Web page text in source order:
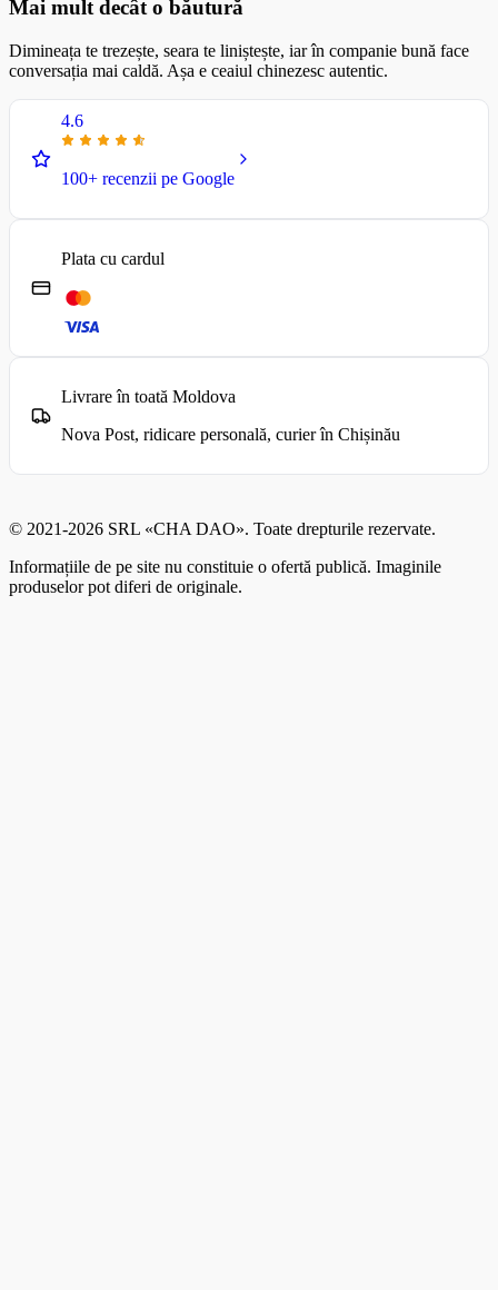
Mai mult decât o băutură
Dimineața te trezește, seara te liniștește, iar în companie bună face
conversația mai caldă. Așa e ceaiul chinezesc autentic.
4.6
100+ recenzii pe Google
Plata cu cardul
Livrare în toată Moldova
Nova Post, ridicare personală, curier în Chișinău
© 2021-2026 SRL «CHA DAO». Toate drepturile rezervate.
Informațiile de pe site nu constituie o ofertă publică. Imaginile
produselor pot diferi de originale.